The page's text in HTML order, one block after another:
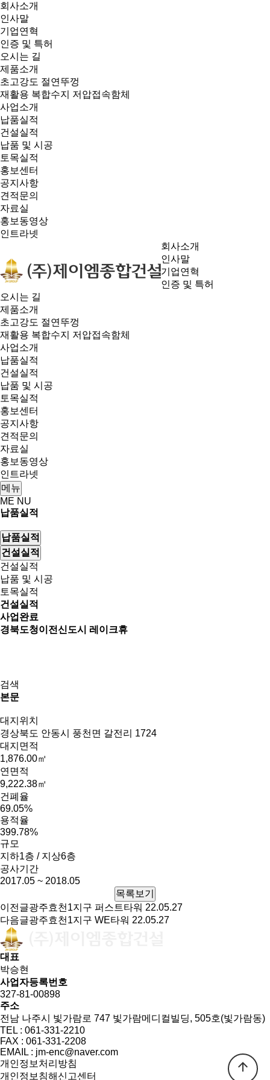
회사소개
인사말
기업연혁
인증 및 특허
오시는 길
제품소개
초고강도 절연뚜껑
재활용 복합수지 저압접속함체
사업소개
납품실적
건설실적
납품 및 시공
토목실적
홍보센터
공지사항
견적문의
자료실
홍보동영상
인트라넷
회사소개
인사말
기업연혁
인증 및 특허
오시는 길
제품소개
초고강도 절연뚜껑
재활용 복합수지 저압접속함체
사업소개
납품실적
건설실적
납품 및 시공
토목실적
홍보센터
공지사항
견적문의
자료실
홍보동영상
인트라넷
메뉴
ME NU
납품실적
납품실적
건설실적
건설실적
납품 및 시공
토목실적
건설실적
사업완료
경북도청이전신도시 레이크휴
검색
본문
대지위치
경상북도 안동시 풍천면 갈전리 1724
대지면적
1,876.00㎡
연면적
9,222.38㎡
건폐율
69.05%
용적율
399.78%
규모
지하1층 / 지상6층
공사기간
2017.05 ~ 2018.05
목록보기
이전글광주효천1지구 퍼스트타워 22.05.27
다음글광주효천1지구 WE타워 22.05.27
대표
박승현
사업자등록번호
327-81-00898
주소
전남 나주시 빛가람로 747 빛가람메디컬빌딩, 505호(빛가람동)
TEL : 061-331-2210
FAX : 061-331-2208
EMAIL : jm-enc@naver.com
개인정보처리방침
개인정보침해신고센터
arrow_upward